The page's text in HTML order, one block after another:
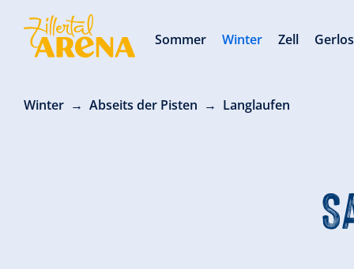
Winter Abseits der Pisten Langlaufen
Sommer Winter Zell Gerlos